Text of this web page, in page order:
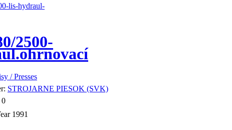
2500-
/ Presses
STROJARNE PIESOK (SVK)
0
1991